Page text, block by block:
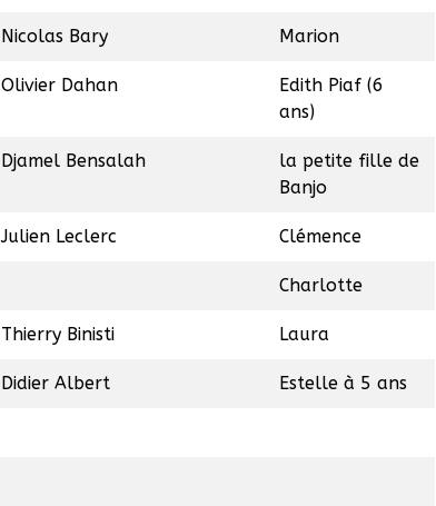
Nicolas Bary Marion
Olivier Dahan
Edith Piaf (6
ans)
Djamel Bensalah
la petite fille de
Banjo
Julien Leclerc Clémence
Charlotte
Thierry Binisti Laura
Didier Albert Estelle à 5 ans